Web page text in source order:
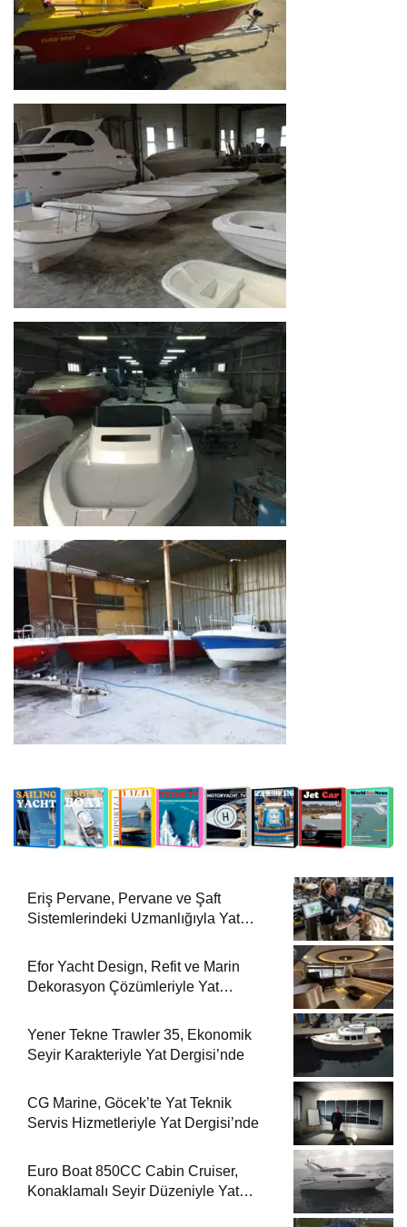
Eriş Pervane, Pervane ve Şaft
Sistemlerindeki Uzmanlığıyla Yat
Efor Yacht Design, Refit ve Marin
Dekorasyon Çözümleriyle Yat
Yener Tekne Trawler 35, Ekonomik
Seyir Karakteriyle Yat Dergisi’nde
CG Marine, Göcek’te Yat Teknik
Servis Hizmetleriyle Yat Dergisi’nde
Euro Boat 850CC Cabin Cruiser,
Konaklamalı Seyir Düzeniyle Yat